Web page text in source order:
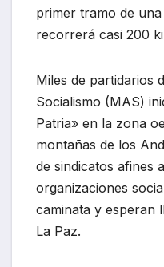
primer tramo de
recorrerá casi 200
Miles de partidarios
Socialismo (MAS)
Patria» en la zona
montañas de los
de sindicatos afines
organizaciones
caminata y esperan
La Paz.